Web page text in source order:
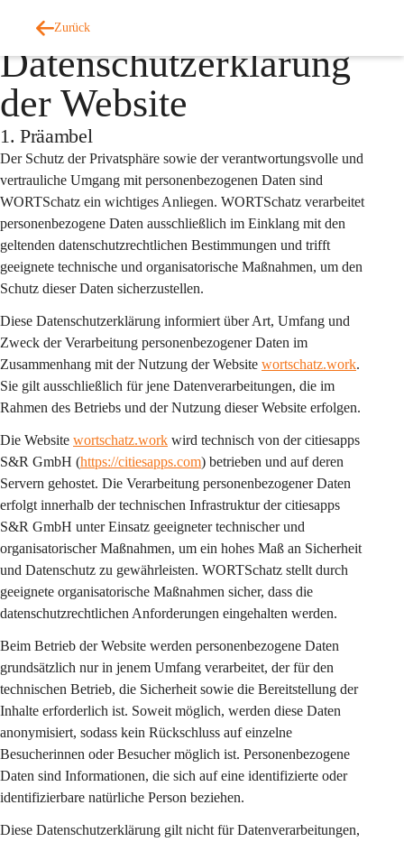
Zurück
Datenschutzerklärung
der Website
1. Präambel
Der Schutz der Privatsphäre sowie der verantwortungsvolle und
vertrauliche Umgang mit personenbezogenen Daten sind
WORTSchatz ein wichtiges Anliegen. WORTSchatz verarbeitet
personenbezogene Daten ausschließlich im Einklang mit den
geltenden datenschutzrechtlichen Bestimmungen und trifft
geeignete technische und organisatorische Maßnahmen, um den
Schutz dieser Daten sicherzustellen.
Diese Datenschutzerklärung informiert über Art, Umfang und
Zweck der Verarbeitung personenbezogener Daten im
Zusammenhang mit der Nutzung der Website wortschatz.work.
Sie gilt ausschließlich für jene Datenverarbeitungen, die im
Rahmen des Betriebs und der Nutzung dieser Website erfolgen.
Die Website wortschatz.work wird technisch von der citiesapps
S&R GmbH (https://citiesapps.com) betrieben und auf deren
Servern gehostet. Die Verarbeitung personenbezogener Daten
erfolgt innerhalb der technischen Infrastruktur der citiesapps
S&R GmbH unter Einsatz geeigneter technischer und
organisatorischer Maßnahmen, um ein hohes Maß an Sicherheit
und Datenschutz zu gewährleisten. WORTSchatz stellt durch
geeignete organisatorische Maßnahmen sicher, dass die
datenschutzrechtlichen Anforderungen eingehalten werden.
Beim Betrieb der Website werden personenbezogene Daten
grundsätzlich nur in jenem Umfang verarbeitet, der für den
technischen Betrieb, die Sicherheit sowie die Bereitstellung der
Inhalte erforderlich ist. Soweit möglich, werden diese Daten
anonymisiert, sodass kein Rückschluss auf einzelne
Besucherinnen oder Besucher möglich ist. Personenbezogene
Daten sind Informationen, die sich auf eine identifizierte oder
identifizierbare natürliche Person beziehen.
Diese Datenschutzerklärung gilt nicht für Datenverarbeitungen,